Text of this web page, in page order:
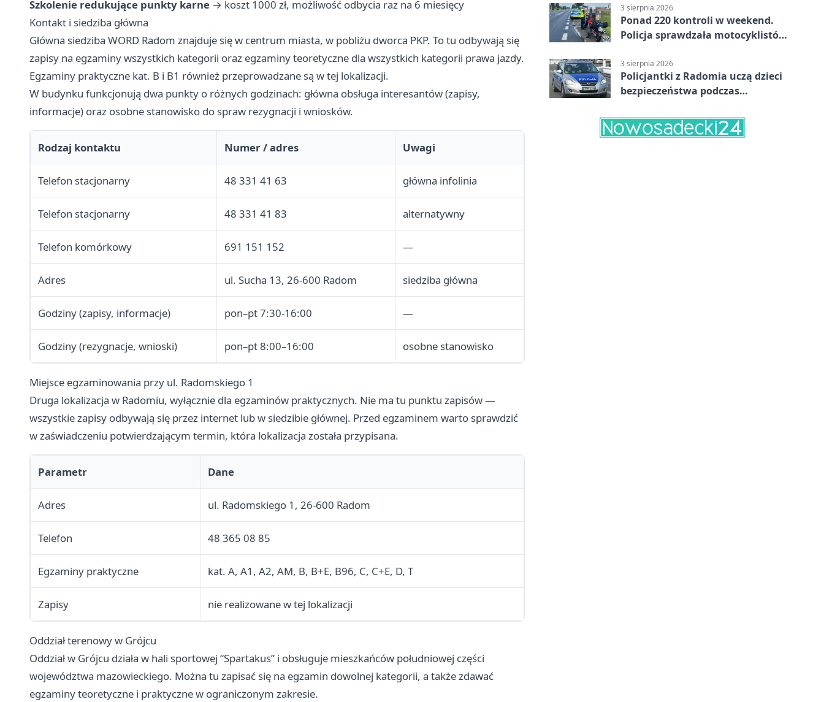
Szkolenie redukujące punkty karne → koszt 1000 zł, możliwość odbycia raz na 6 miesięcy
Kontakt i siedziba główna
Główna siedziba WORD Radom znajduje się w centrum miasta, w pobliżu dworca PKP. To tu odbywają się
zapisy na egzaminy wszystkich kategorii oraz egzaminy teoretyczne dla wszystkich kategorii prawa jazdy.
Egzaminy praktyczne kat. B i B1 również przeprowadzane są w tej lokalizacji.
W budynku funkcjonują dwa punkty o różnych godzinach: główna obsługa interesantów (zapisy,
informacje) oraz osobne stanowisko do spraw rezygnacji i wniosków.
Rodzaj kontaktu Numer / adres Uwagi
Telefon stacjonarny 48 331 41 63 główna infolinia
Telefon stacjonarny 48 331 41 83 alternatywny
Telefon komórkowy 691 151 152 —
Adres ul. Sucha 13, 26-600 Radom siedziba główna
Godziny (zapisy, informacje) pon–pt 7:30-16:00 —
Godziny (rezygnacje, wnioski) pon–pt 8:00–16:00 osobne stanowisko
Miejsce egzaminowania przy ul. Radomskiego 1
Druga lokalizacja w Radomiu, wyłącznie dla egzaminów praktycznych. Nie ma tu punktu zapisów —
wszystkie zapisy odbywają się przez internet lub w siedzibie głównej. Przed egzaminem warto sprawdzić
w zaświadczeniu potwierdzającym termin, która lokalizacja została przypisana.
Parametr Dane
Adres ul. Radomskiego 1, 26-600 Radom
Telefon 48 365 08 85
Egzaminy praktyczne kat. A, A1, A2, AM, B, B+E, B96, C, C+E, D, T
Zapisy nie realizowane w tej lokalizacji
Oddział terenowy w Grójcu
Oddział w Grójcu działa w hali sportowej “Spartakus” i obsługuje mieszkańców południowej części
województwa mazowieckiego. Można tu zapisać się na egzamin dowolnej kategorii, a także zdawać
egzaminy teoretyczne i praktyczne w ograniczonym zakresie.
3 sierpnia 2026
Ponad 220 kontroli w weekend.
Policja sprawdzała motocyklistów
3 sierpnia 2026
Policjantki z Radomia uczą dzieci
bezpieczeństwa podczas